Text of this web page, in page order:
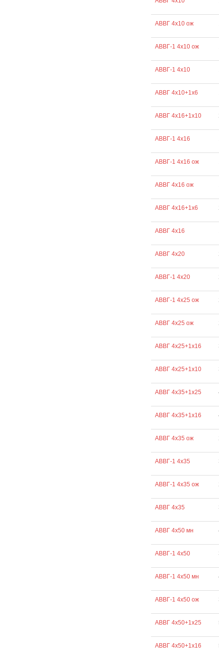
АВВГ 4х10 ож
АВВГ-1 4х10 ож
АВВГ-1 4х10
АВВГ 4х10+1х6
АВВГ 4х16+1х10
АВВГ-1 4х16
АВВГ-1 4х16 ож
АВВГ 4х16 ож
АВВГ 4х16+1х6
АВВГ 4х16
АВВГ 4х20
АВВГ-1 4х20
АВВГ-1 4х25 ож
АВВГ 4х25 ож
АВВГ 4х25+1х16
АВВГ 4х25+1х10
АВВГ 4х35+1х25
АВВГ 4х35+1х16
АВВГ 4х35 ож
АВВГ-1 4х35
АВВГ-1 4х35 ож
АВВГ 4х35
АВВГ 4х50 мн
АВВГ-1 4х50
АВВГ-1 4х50 мн
АВВГ-1 4х50 ож
АВВГ 4х50+1х25
АВВГ 4х50+1х16